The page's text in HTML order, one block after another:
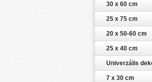
30 x 60 cm
25 x 75 cm
20 x 50-60 cm
25 x 40 cm
Univerzális
7 x 30 cm